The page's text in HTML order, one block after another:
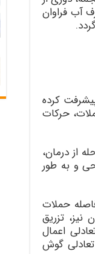
آب فراوان
کرده
حرکات
از درمان،
و به طور
حملات
تزریق
اعمال
گوش